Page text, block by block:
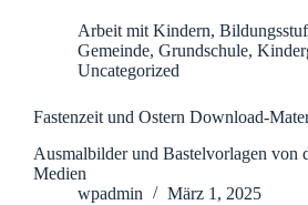
Arbeit mit Kindern,
Gemeinde, Grundschule,
Uncategorized
Fastenzeit und Ostern Download-
Ausmalbilder und Bastelvorlagen von
Medien
wpadmin
März 1, 2025